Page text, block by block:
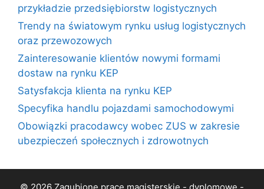
przykładzie przedsiębiorstw logistycznych
Trendy na światowym rynku usług logistycznych
oraz przewozowych
Zainteresowanie klientów nowymi formami
dostaw na rynku KEP
Satysfakcja klienta na rynku KEP
Specyfika handlu pojazdami samochodowymi
Obowiązki pracodawcy wobec ZUS w zakresie
ubezpieczeń społecznych i zdrowotnych
© 2026 Zagubione prace magisterskie - dyplomowe -